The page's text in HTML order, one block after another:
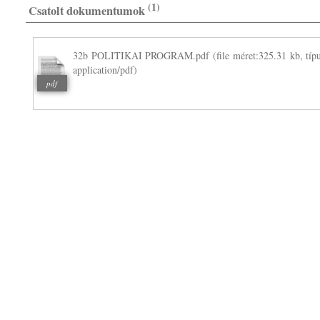
Csatolt dokumentumok (1)
pdf
32b POLITIKAI PROGRAM.pdf(file méret:325.31 kb,
application/pdf)